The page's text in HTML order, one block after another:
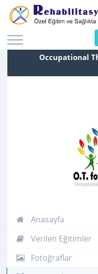
Occupational
Anasayfa
Verilen Eğitimler
Fotoğraflar